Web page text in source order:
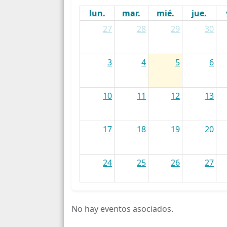
lun. mar. mié. jue.
27
28 29 30
3 4 5 6
10 11 12 13
17 18 19 20
24 25 26 27
No hay eventos asociados.